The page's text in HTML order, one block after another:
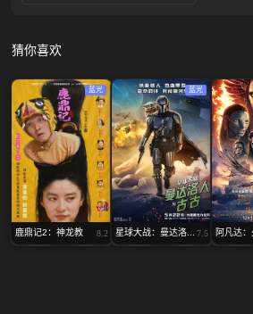
猜你喜欢
蓝光
鹿鼎记2：神龙教 8.2
蓝光
星球大战：曼达洛... 7.5 阿凡达